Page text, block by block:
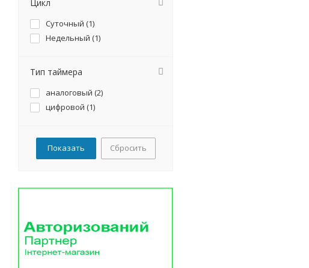
Цикл
Суточный (1)
Недельный (1)
Тип таймера
аналоговый (2)
цифровой (1)
Сбросить